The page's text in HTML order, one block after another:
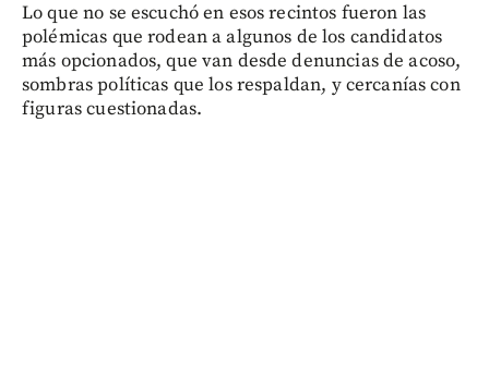
Lo que no se escuchó en esos recintos fueron las
polémicas que rodean a algunos de los candidatos
más opcionados, que van desde denuncias de acoso,
sombras políticas que los respaldan, y cercanías con
figuras cuestionadas.